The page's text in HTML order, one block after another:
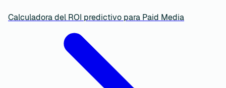
Calculadora del ROI predictivo para Paid Media